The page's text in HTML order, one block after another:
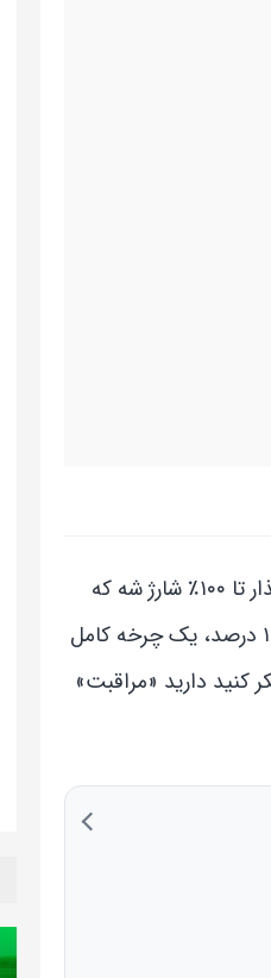
باتری آیفون از نوع باتری لیتیوم یونی است؛ یعنی یک سیستم شیمیایی ظریف که از هیجان‌های شما مثل “بذار تا ۱۰۰٪ شارژ شه که
خیالم راحت باشه” اصلاً خوشش نمی‌آید. این باتری‌ها یک مفهوم مهم دارند: سیکل شارژ. هر بار شارژ از ۰ تا ۱۰۰ درصد، یک چرخه کامل
دارید «مراقبت»